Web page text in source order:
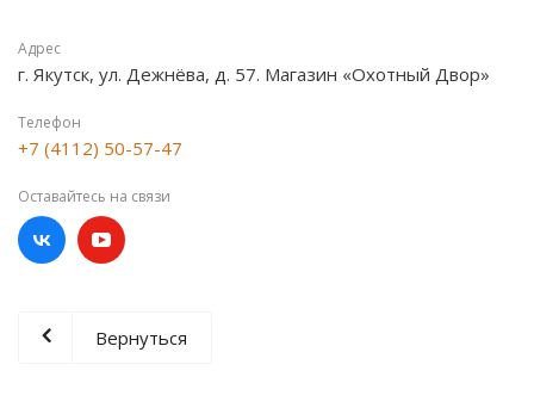
Адрес
г. Якутск, ул. Дежнёва, д. 57. Магазин «Охотный Двор»
Телефон
+7 (4112) 50-57-47
Оставайтесь на связи
Вернуться